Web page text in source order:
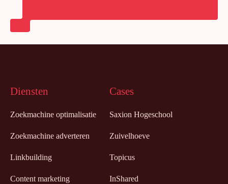
Diensten
Zoekmachine optimalisatie
Zoekmachine adverteren
Linkbuilding
Content marketing
Cases
Saxion Hogeschool
Zuivelhoeve
Topicus
InShared